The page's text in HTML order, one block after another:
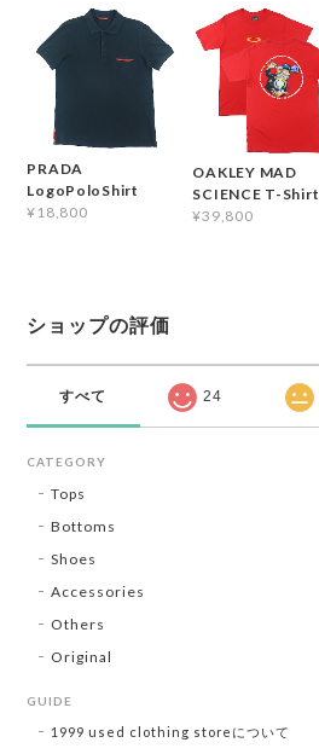
PRADA
LogoPoloShirt
¥18,800
OAKLEY MAD
SCIENCE T-Shirt
¥39,800
ショップの評価
すべて 24
CATEGORY
Tops
Bottoms
Shoes
Accessories
Others
Original
GUIDE
1999 used clothing storeについて